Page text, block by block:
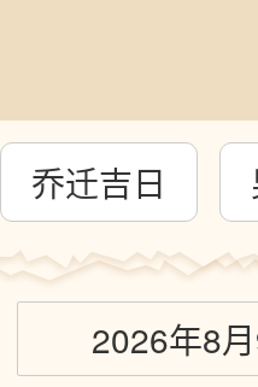
乔迁吉日
2026年8